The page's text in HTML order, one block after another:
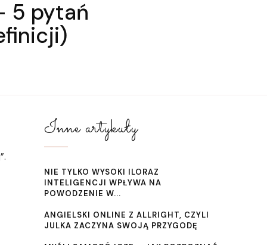
5 pytań
Inne artykuły
NIE TYLKO WYSOKI ILORAZ
INTELIGENCJI WPŁYWA NA
POWODZENIE W...
ANGIELSKI ONLINE Z ALLRIGHT, CZYLI
JULKA ZACZYNA SWOJĄ PRZYGODĘ